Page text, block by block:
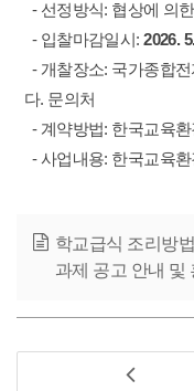
- 선정방식: 협상에 의
- 입찰마감일시:2026.
- 개찰장소: 국가종합
다. 문의처
- 계약방법: 한국교육환
- 사업내용: 한국교육환
학교급식 조리방
과제 공고 안내 및